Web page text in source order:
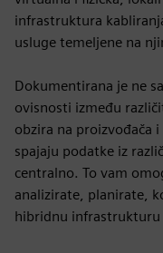
infrastruktura
usluge temeljene na
Dokumentirana je ne
ovisnosti između
obzira na proizvođača
spajaju podatke iz
centralno. To vam
analizirate, planirate,
hibridnu infrastrukturu